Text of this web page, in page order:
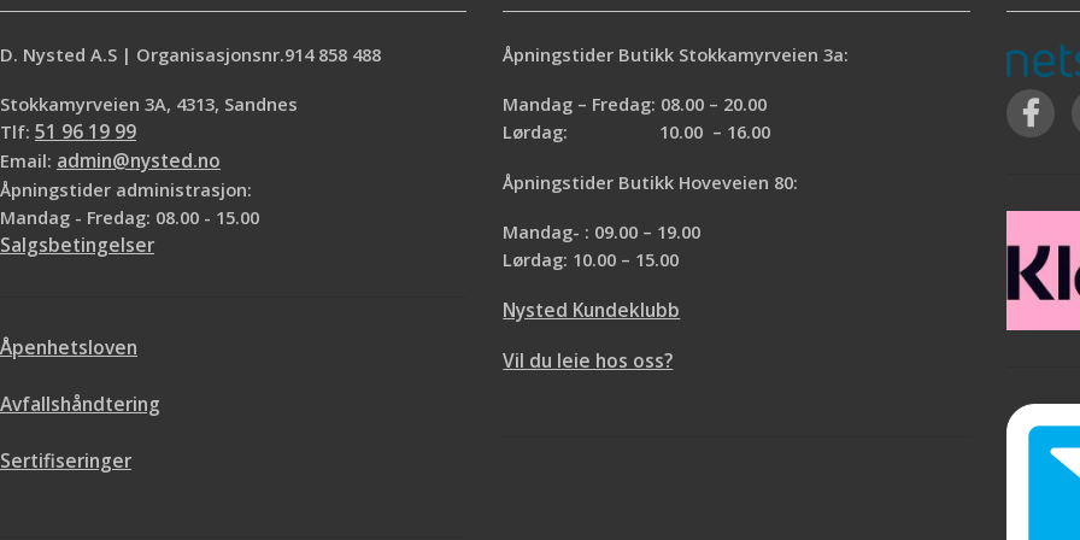
D. Nysted A.S | Organisasjonsnr.914 858 488
Stokkamyrveien 3A, 4313, Sandnes
Tlf: 51 96 19 99
Email: admin@nysted.no
Åpningstider administrasjon:
Mandag - Fredag: 08.00 - 15.00
Salgsbetingelser
Åpenhetsloven
Avfallshåndtering
Sertifiseringer
Åpningstider Butikk Stokkamyrveien 3a:
Mandag – Fredag: 08.00 – 20.00
Lørdag: 10.00 – 16.00
Åpningstider Butikk Hoveveien 80:
Mandag- : 09.00 – 19.00
Lørdag: 10.00 – 15.00
Nysted Kundeklubb
Vil du leie hos oss?